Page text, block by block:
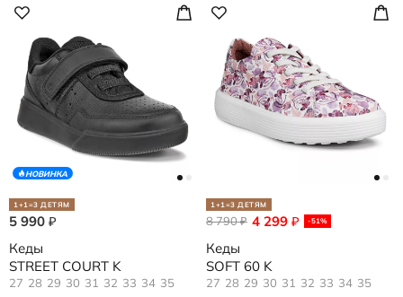
НОВИНКА
1+1=3 ДЕТЯМ
5 990 ₽
Кеды
STREET COURT K
27 28 29 30 31 32 33 34 35
1+1=3 ДЕТЯМ
4 299 ₽ -51%
8 790₽
Кеды
SOFT 60 K
27 28 29 30 31 32 33 34 35